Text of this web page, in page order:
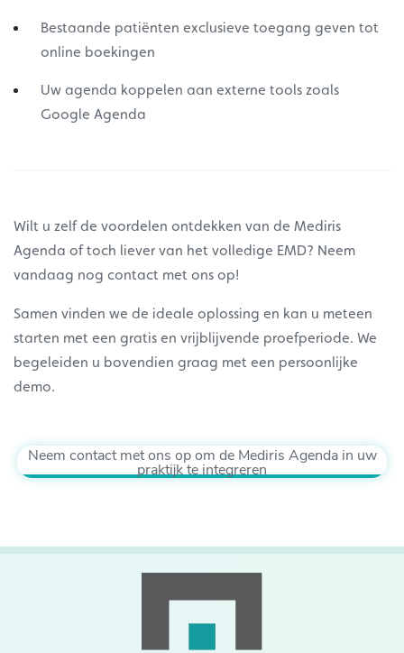
Bestaande patiënten exclusieve toegang geven tot
online boekingen
Uw agenda koppelen aan externe tools zoals
Google Agenda
Wilt u zelf de voordelen ontdekken van de Mediris
Agenda of toch liever van het volledige EMD? Neem
vandaag nog contact met ons op!
Samen vinden we de ideale oplossing en kan u meteen
starten met een gratis en vrijblijvende proefperiode. We
begeleiden u bovendien graag met een persoonlijke
demo.
Neem contact met ons op om de Mediris Agenda in uw
praktijk te integreren